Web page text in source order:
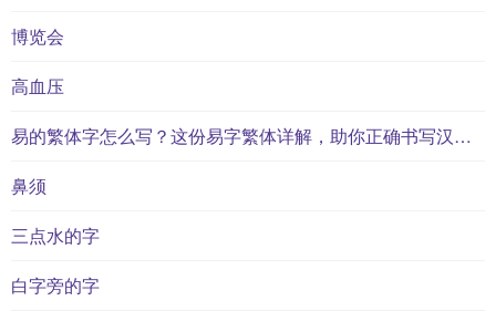
博览会
高血压
易的繁体字怎么写？这份易字繁体详解，助你正确书写汉字_汉字繁体学习
鼻须
三点水的字
白字旁的字